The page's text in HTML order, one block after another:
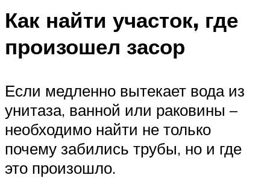
Как найти участок, где
произошел засор
Если медленно вытекает вода из
унитаза, ванной или раковины –
необходимо найти не только
почему забились трубы, но и где
это произошло.